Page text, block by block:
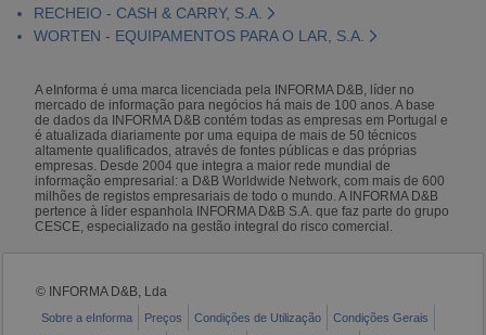
RECHEIO - CASH & CARRY, S.A.
WORTEN - EQUIPAMENTOS PARA O LAR, S.A.
A eInforma é uma marca licenciada pela INFORMA D&B, líder no
mercado de informação para negócios há mais de 100 anos. A base
de dados da INFORMA D&B contém todas as empresas em Portugal e
é atualizada diariamente por uma equipa de mais de 50 técnicos
altamente qualificados, através de fontes públicas e das próprias
empresas. Desde 2004 que integra a maior rede mundial de
informação empresarial: a D&B Worldwide Network, com mais de 600
milhões de registos empresariais de todo o mundo. A INFORMA D&B
pertence à líder espanhola INFORMA D&B S.A. que faz parte do grupo
CESCE, especializado na gestão integral do risco comercial.
© INFORMA D&B, Lda
Sobre a eInforma Preços Condições de Utilização
Condições Gerais